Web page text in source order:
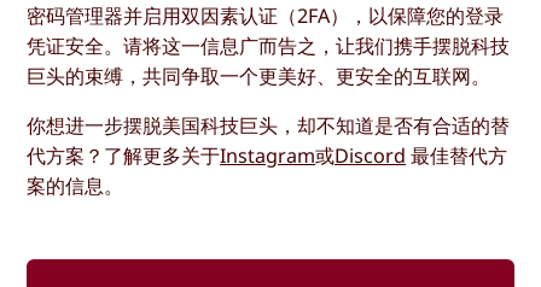
密码管理器并启用双因素认证（2FA），以保障您的登录
凭证安全。请将这一信息广而告之，让我们携手摆脱科技
巨头的束缚，共同争取一个更美好、更安全的互联网。
你想进一步摆脱美国科技巨头，却不知道是否有合适的替
代方案？了解更多关于Instagram或Discord 最佳替代方
案的信息。